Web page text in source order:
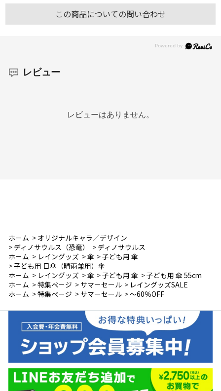
この商品についての問い合わせ
レビュー
レビューはありません。
ホーム > オリジナルキャラ／デザイン
> ディノサウルス（恐竜） > ディノサウルス
ホーム > レイングッズ >傘 >子ども用 傘
>子ども用 日傘（晴雨兼用）傘
ホーム > レイングッズ >傘 >子ども用 傘 >子ども用 傘 55cm
ホーム >特集ページ > サマーセール > レイングッズSALE
ホーム >特集ページ > サマーセール >～60％OFF